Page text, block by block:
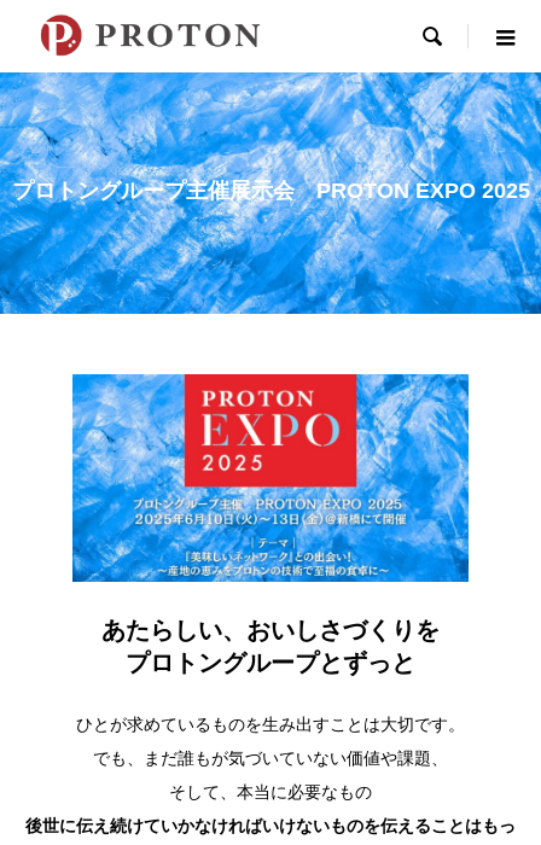

プロトングループ主催展示会 PROTON EXPO 2025
あたらしい、おいしさづくりを​
プロトングループとずっと​
ひとが求めているものを生み出すことは大切です。​
でも、まだ誰もが気づいていない価値や課題、​
そして、本当に必要なもの​
後世に伝え続けていかなければいけないものを伝えることはもっ